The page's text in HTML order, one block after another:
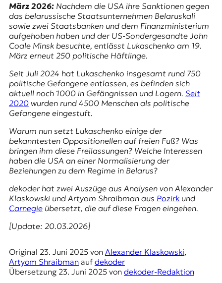
u
n
d
M
e
d
e
n
k
o
m
e
t
e
n
z
u
O
s
t
r
o
p
März 2026:Nachdem die USA ihre Sanktionen gegen
das belarussische Staatsunternehmen Belaruskali
sowie zwei Staatsbanken und dem Finanzministerium
aufgehoben haben und der US-Sondergesandte John
Coale Minsk besuchte, entlässt Lukaschenko am 19.
März erneut 250 politische Häftlinge.
Seit Juli 2024 hat Lukaschenko insgesamt rund 750
politische Gefangene entlassen, es befinden sich
aktuell noch 1000 in Gefängnissen und Lagern. Seit
2020wurden rund 4500 Menschen als politische
Gefangene eingestuft.
Warum nun setzt Lukaschenko einige der
bekanntesten Oppositionellen auf freien Fuß? Was
bringen ihm diese Freilassungen? Welche Interessen
haben die USA an einer Normalisierung der
Beziehungen zu dem Regime in Belarus?
dekoder hat zwei Auszüge aus Analysen von Alexander
Klaskowski und Artyom Shraibman aus Pozirkund
Carnegieübersetzt, die auf diese Fragen eingehen.
[Update: 20.03.2026]
Original 23. Juni 2025von Alexander Klaskowski,
Artyom Shraibmanauf dekoder
Übersetzung 23. Juni 2025von dekoder-Redaktion